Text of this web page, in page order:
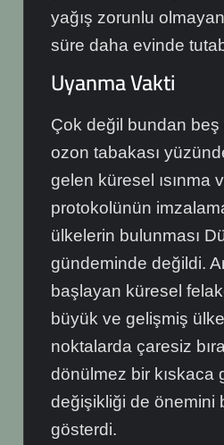
yağış zorunlu
süre daha evinde
Uyanma Vakti
Çok değil bundan
ozon tabakası
gelen küresel ısınma
protokolünün
ülkelerin bulunması
gündeminde değildi.
başlayan küresel
büyük ve gelişmiş
noktalarda çaresiz
dönülmez bir kıskaca
değişikliği de önemini
gösterdi.